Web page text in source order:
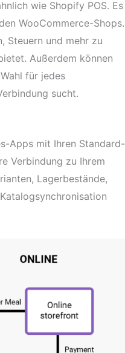
wie Shopify POS. Es
WooCommerce-Shops.
Steuern und mehr zu
Außerdem können
für jedes
sucht.
Apps mit Ihren Standard-
Verbindung zu Ihrem
Lagerbestände,